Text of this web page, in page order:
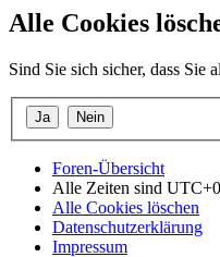
Alle Cookies
Sind Sie sich sicher, dass Sie
Foren-Übersicht
Alle Zeiten sind
Alle Cookies löschen
Datenschutzerklärung
Impressum